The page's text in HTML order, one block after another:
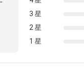
3 星
2 星
1 星